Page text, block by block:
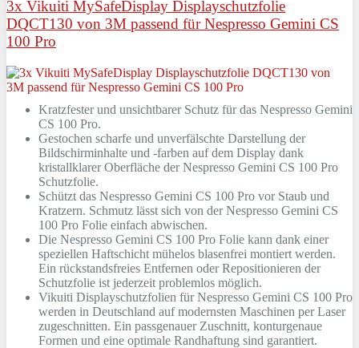
3x Vikuiti MySafeDisplay Displayschutzfolie
DQCT130 von 3M passend für Nespresso Gemini CS
100 Pro
Kratzfester und unsichtbarer Schutz für das Nespresso Gemini
CS 100 Pro.
Gestochen scharfe und unverfälschte Darstellung der
Bildschirminhalte und -farben auf dem Display dank
kristallklarer Oberfläche der Nespresso Gemini CS 100 Pro
Schutzfolie.
Schützt das Nespresso Gemini CS 100 Pro vor Staub und
Kratzern. Schmutz lässt sich von der Nespresso Gemini CS
100 Pro Folie einfach abwischen.
Die Nespresso Gemini CS 100 Pro Folie kann dank einer
speziellen Haftschicht mühelos blasenfrei montiert werden.
Ein rückstandsfreies Entfernen oder Repositionieren der
Schutzfolie ist jederzeit problemlos möglich.
Vikuiti Displayschutzfolien für Nespresso Gemini CS 100 Pro
werden in Deutschland auf modernsten Maschinen per Laser
zugeschnitten. Ein passgenauer Zuschnitt, konturgenaue
Formen und eine optimale Randhaftung sind garantiert.